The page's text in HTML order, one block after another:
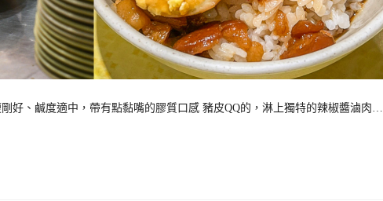
好、鹹度適中，帶有點黏嘴的膠質口感 豬皮QQ的，淋上獨特的辣椒醬滷肉…